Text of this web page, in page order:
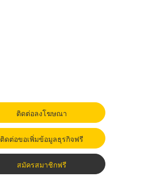
ติดต่อลงโฆษณา
ติดต่อขอเพิ่มข้อมูลธุรกิจฟรี
สมัครสมาชิกฟรี